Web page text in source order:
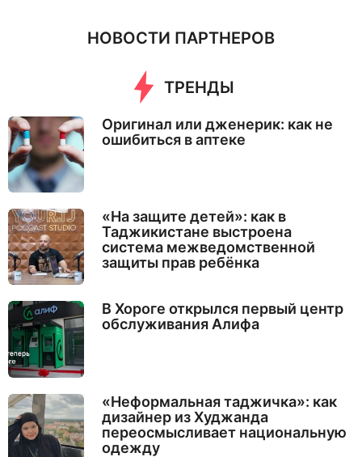
НОВОСТИ ПАРТНЕРОВ
ТРЕНДЫ
Оригинал или дженерик: как не
ошибиться в аптеке
«На защите детей»: как в
Таджикистане выстроена
система межведомственной
защиты прав ребёнка
В Хороге открылся первый центр
обслуживания Алифа
«Неформальная таджичка»: как
дизайнер из Худжанда
переосмысливает национальную
одежду